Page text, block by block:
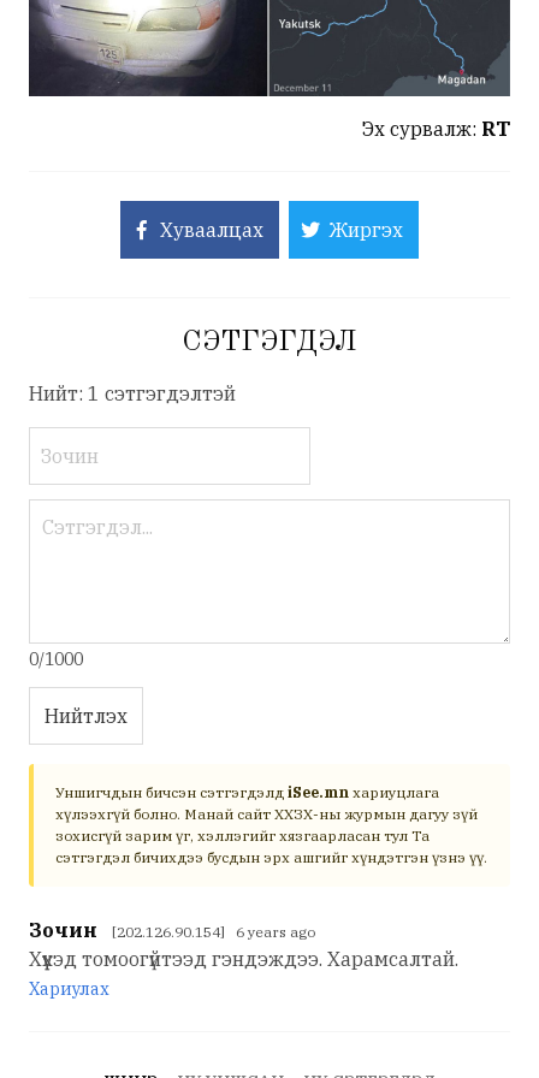
Эх сурвалж: RT
Хуваалцах Жиргэх
СЭТГЭГДЭЛ
Нийт: 1 сэтгэгдэлтэй
0/1000
Нийтлэх
Уншигчдын бичсэн сэтгэгдэлд iSee.mn хариуцлага
хүлээхгүй болно. Манай сайт ХХЗХ-ны журмын дагуу зүй
зохисгүй зарим үг, хэллэгийг хязгаарласан тул Та
сэтгэгдэл бичихдээ бусдын эрх ашгийг хүндэтгэн үзнэ үү.
Зочин [202.126.90.154] 6 years ago
Хүүхэд томоогүйтээд гэндэждээ. Харамсалтай.
Хариулах